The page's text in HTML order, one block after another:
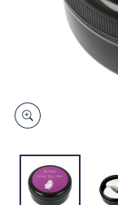
ス
で
右